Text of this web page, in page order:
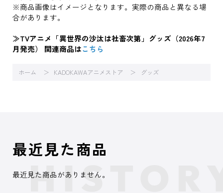
※商品画像はイメージとなります。実際の商品と異なる場
合があります。
≫TVアニメ「異世界の沙汰は社畜次第」グッズ（2026年7
月発売） 関連商品はこちら
ホーム KADOKAWAアニメストア グッズ
最近見た商品
最近見た商品がありません。